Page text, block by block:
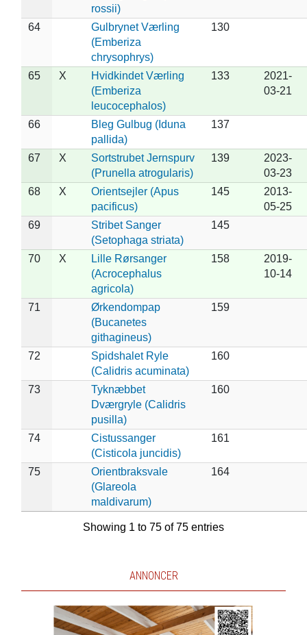
rossii)
64
Gulbrynet Værling
(Emberiza
chrysophrys)
130
65 X
Hvidkindet Værling
(Emberiza
leucocephalos)
133
2021-
03-21
66
Bleg Gulbug (Iduna
pallida)
137
67 X
Sortstrubet Jernspurv
(Prunella atrogularis)
139
2023-
03-23
68
X
Orientsejler (Apus
pacificus)
145
2013-
05-25
69
Stribet Sanger
(Setophaga striata)
145
70 X
Lille Rørsanger
(Acrocephalus
agricola)
158
2019-
10-14
71
Ørkendompap
(Bucanetes
githagineus)
159
72
Spidshalet Ryle
(Calidris acuminata)
160
73
Tyknæbbet
Dværgryle (Calidris
pusilla)
160
74
Cistussanger
(Cisticola juncidis)
161
75
Orientbraksvale
(Glareola
maldivarum)
164
Showing 1 to 75 of 75 entries
ANNONCER